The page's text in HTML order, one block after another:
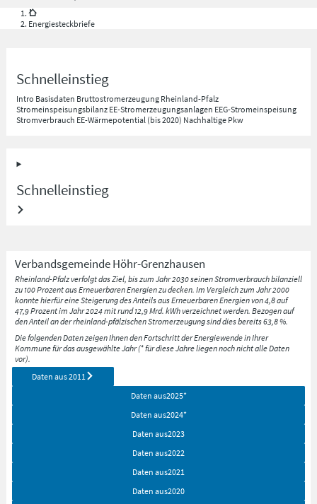
Energiesteckbriefe
Schnelleinstieg
Intro Basisdaten Bruttostromerzeugung Rheinland-Pfalz
Stromeinspeisungsbilanz EE-Stromerzeugungsanlagen EEG-Stromeinspeisung
Stromverbrauch EE-Wärmepotential (bis 2020) Nachhaltige Pkw
Schnelleinstieg
Verbandsgemeinde Höhr-Grenzhausen
Rheinland-Pfalz verfolgt das Ziel, bis zum Jahr 2030 seinen Stromverbrauch bilanziell
zu 100 Prozent aus Erneuerbaren Energien zu decken. Im Vergleich zum Jahr 2000
konnte hierfür eine Steigerung des Anteils aus Erneuerbaren Energien von 4,8 auf
47,9 Prozent im Jahr 2024 mit rund 12,9 Mrd. kWh verzeichnet werden. Bezogen auf
den Anteil an der rheinland-pfälzischen Stromerzeugung sind dies bereits 63,8 %.
Die folgenden Daten zeigen Ihnen den Fortschritt der Energiewende in Ihrer
Kommune für das ausgewählte Jahr (* für diese Jahre liegen noch nicht alle Daten
vor).
Daten aus2011
Daten aus2025*
Daten aus2024*
Daten aus2023
Daten aus2022
Daten aus2021
Daten aus2020